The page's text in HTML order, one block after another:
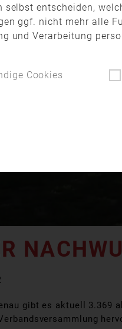
gibt es aktuell
selbst entscheiden,
ggf. nicht mehr alle
und Verarbeitung
Cookies